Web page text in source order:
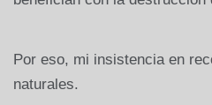
Por eso, mi insistencia en
naturales.